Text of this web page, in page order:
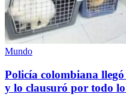
Mundo
Policía colombiana
y lo clausuró por todo